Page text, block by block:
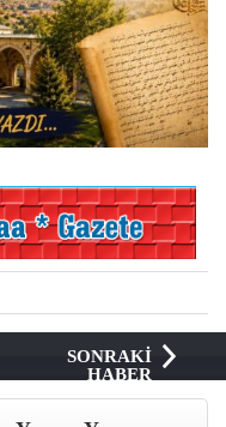
SONRAKİ
HABER